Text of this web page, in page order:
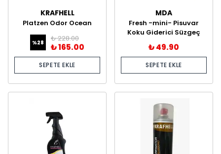
KRAFHELL
Platzen Odor Ocean
Hava Aromatize Edici
500 ml
%28 ₺ 228.00
₺ 165.00
SEPETE EKLE
MDA
Fresh -mini- Pisuvar
Koku Giderici Süzgeç
₺ 49.90
SEPETE EKLE